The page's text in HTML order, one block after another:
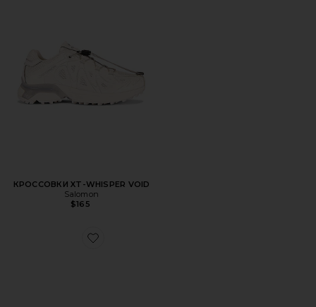
КРОССОВКИ XT-WHISPER VOID
Salomon
$165
Favorite КРОССОВКИ